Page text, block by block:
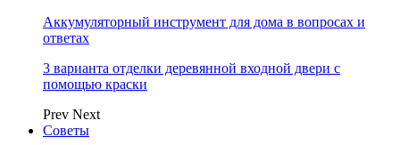
Аккумуляторный инструмент для дома в вопросах и
ответах
3 варианта отделки деревянной входной двери с
помощью краски
Prev Next
Советы